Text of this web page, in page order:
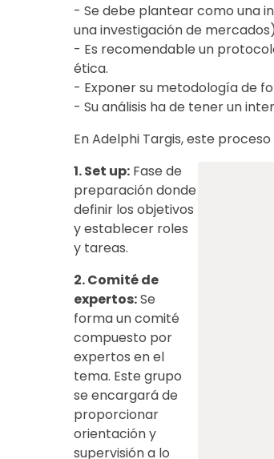
- Se debe plantear como una
una investigación de mercados)
- Es recomendable un
ética.
- Exponer su metodología de
- Su análisis ha de tener un
En Adelphi Targis, este
1. Set up:Fase de
preparación donde
definir los objetivos
y establecer roles
y tareas.
2. Comité de
expertos:Se
forma un comité
compuesto por
expertos en el
tema. Este grupo
se encargará de
proporcionar
orientación y
supervisión a lo